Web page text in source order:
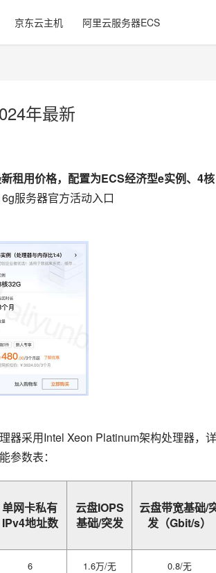
京东云主机 阿里云服务器ECS
年最新
租用价格，配置为ECS经济型e实例、4核
器采用Intel Xeon Platinum架构处理器，详
参数表：
单网卡私有
IPv4地址数
云盘IOPS
基础/突发
云盘带宽基础/
发（Gbit/s）
6 1.6万/无 0.8/无